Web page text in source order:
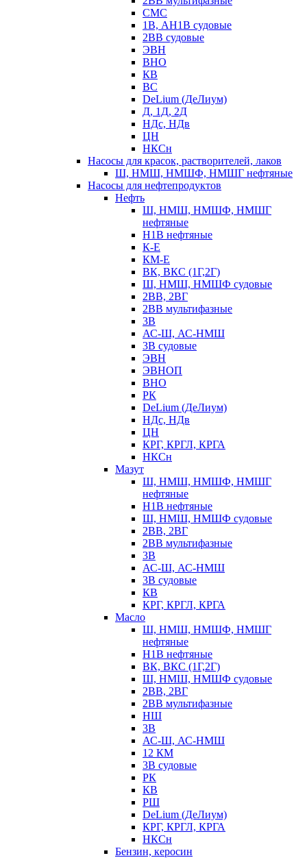
СМС
1В, АН1В судовые
2ВВ судовые
ЭВН
ВНО
КВ
ВС
DeLium (ДеЛиум)
Д, 1Д, 2Д
НДс, НДв
ЦН
НКСн
Насосы для красок, растворителей, лаков
Ш, НМШ, НМШФ, НМШГ нефтяные
Насосы для нефтепродуктов
Нефть
Ш, НМШ, НМШФ, НМШГ
нефтяные
Н1В нефтяные
К-Е
КМ-Е
ВК, ВКС (1Г,2Г)
Ш, НМШ, НМШФ судовые
2ВВ, 2ВГ
2ВВ мультифазные
3В
АС-Ш, АС-НМШ
3В судовые
ЭВН
ЭВНОП
ВНО
РК
DeLium (ДеЛиум)
НДс, НДв
ЦН
КРГ, КРГЛ, КРГА
НКСн
Мазут
Ш, НМШ, НМШФ, НМШГ
нефтяные
Н1В нефтяные
Ш, НМШ, НМШФ судовые
2ВВ, 2ВГ
2ВВ мультифазные
3В
АС-Ш, АС-НМШ
3В судовые
КВ
КРГ, КРГЛ, КРГА
Масло
Ш, НМШ, НМШФ, НМШГ
нефтяные
Н1В нефтяные
ВК, ВКС (1Г,2Г)
Ш, НМШ, НМШФ судовые
2ВВ, 2ВГ
2ВВ мультифазные
НШ
3В
АС-Ш, АС-НМШ
12 КМ
3В судовые
РК
КВ
РШ
DeLium (ДеЛиум)
КРГ, КРГЛ, КРГА
НКСн
Бензин, керосин